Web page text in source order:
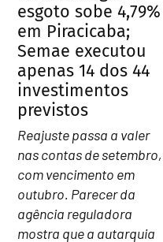
esgoto sobe 4,79%
em Piracicaba;
Semae executou
apenas 14 dos 44
investimentos
previstos
Reajuste passa a valer
nas contas de setembro,
com vencimento em
outubro. Parecer da
agência reguladora
mostra que a autarquia